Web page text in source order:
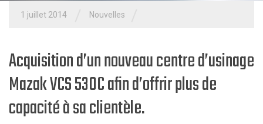
1 juillet 2014 Nouvelles
Acquisition d’un nouveau centre d’usinage
Mazak VCS 530C afin d’offrir plus de
capacité à sa clientèle.